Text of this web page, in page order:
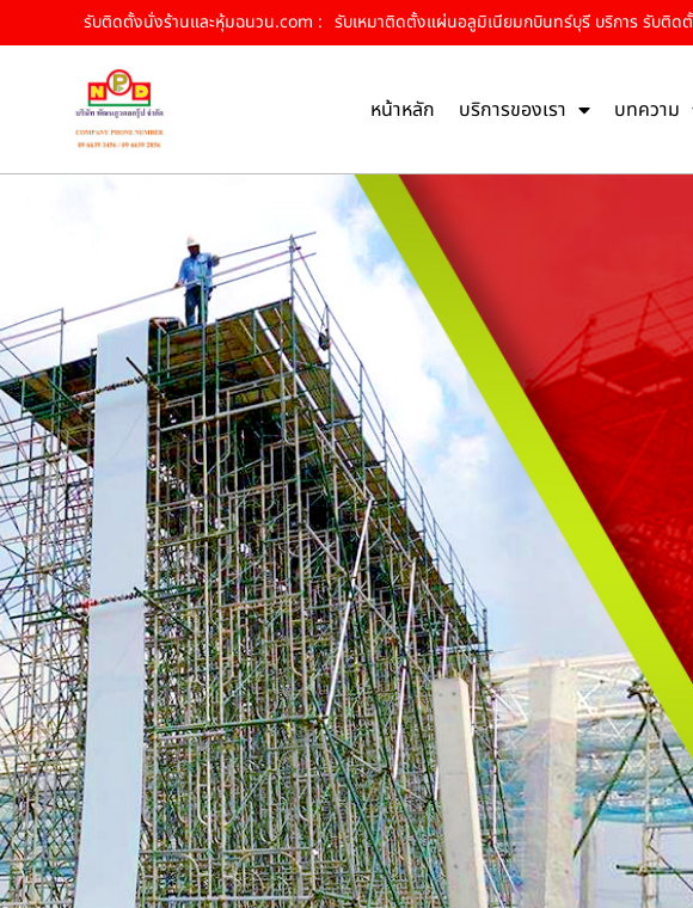
รับติดตั้งนั่งร้านและหุ้มฉนวน.com : รับเหมาติดตั้งแผ่นอลูมิเนียมกบินทร์บุรี บริการ รับติ
หน้าหลัก บริการของเรา บทความ